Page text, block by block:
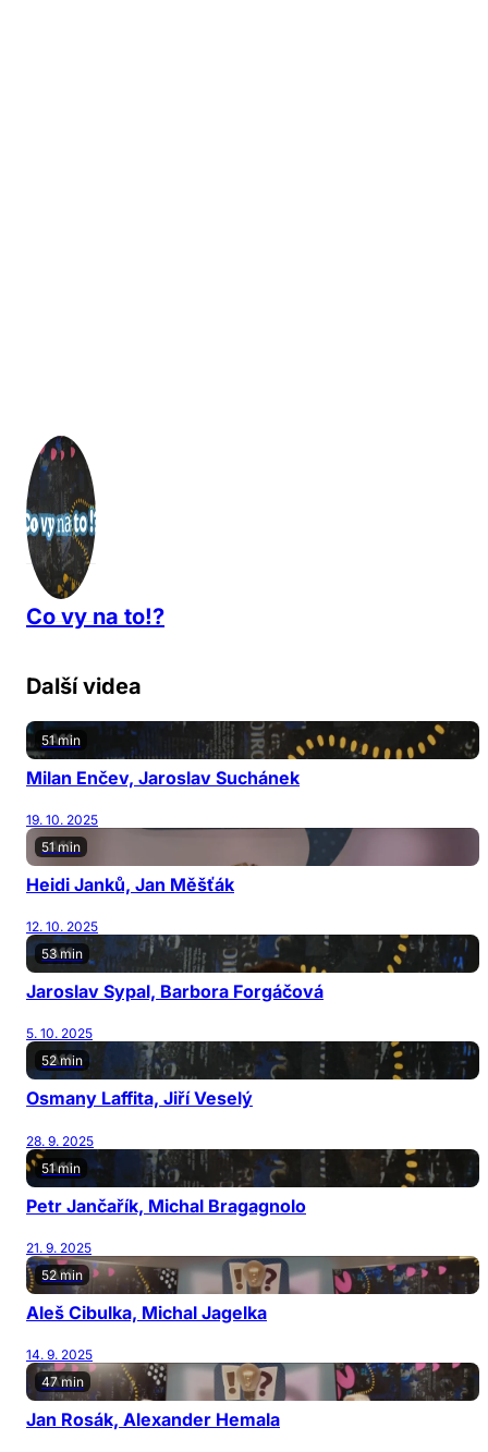
Co vy na to!?
Další videa
51 min
Milan Enčev, Jaroslav Suchánek
19. 10. 2025
51 min
Heidi Janků, Jan Měšťák
12. 10. 2025
53 min
Jaroslav Sypal, Barbora Forgáčová
5. 10. 2025
52 min
Osmany Laffita, Jiří Veselý
28. 9. 2025
51 min
Petr Jančařík, Michal Bragagnolo
21. 9. 2025
52 min
Aleš Cibulka, Michal Jagelka
14. 9. 2025
47 min
Jan Rosák, Alexander Hemala